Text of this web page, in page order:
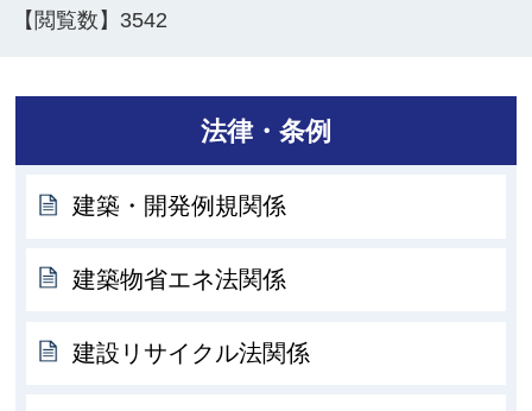
【閲覧数】 3542
法律・条例
建築・開発例規関係
建築物省エネ法関係
建設リサイクル法関係